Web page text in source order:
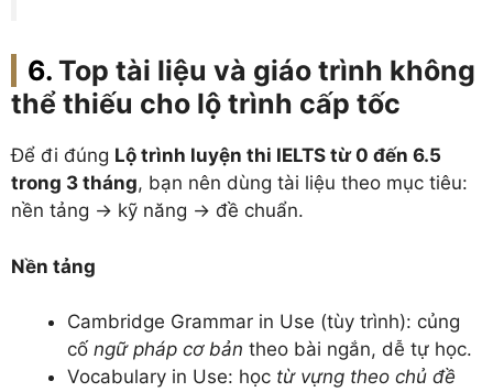
Top tài liệu và giáo trình không
thể thiếu cho lộ trình cấp tốc
Để đi đúng Lộ trình luyện thi IELTS từ 0 đến 6.5
trong 3 tháng, bạn nên dùng tài liệu theo mục tiêu:
nền tảng → kỹ năng → đề chuẩn.
Nền tảng
Cambridge Grammar in Use (tùy trình): củng
cố ngữ pháp cơ bản theo bài ngắn, dễ tự học.
Vocabulary in Use: học từ vựng theo chủ đề